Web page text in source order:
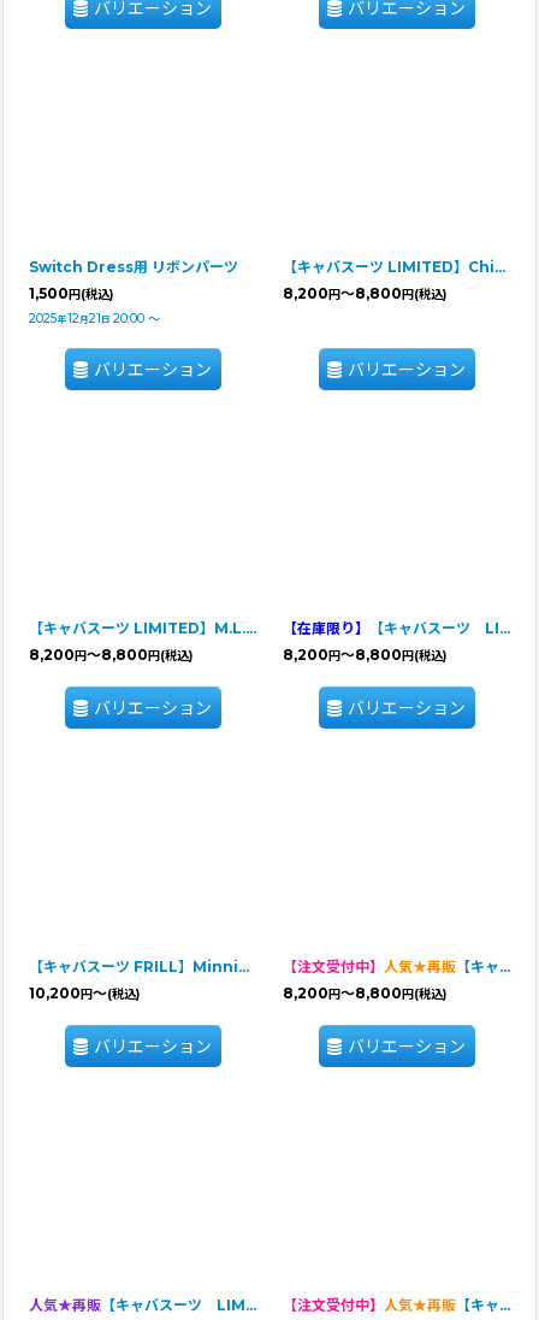
バリエーション バリエーション
Switch Dress用 リボンパーツ
1,500円(税込)
2025年12月21 日 20:00 ～
バリエーション
【キャバスーツ LIMITED】Chidori
8,200円～8,800円(税込)
バリエーション
【キャバスーツ LIMITED】M.L.B.（MY LOVELY BUDDY）
8,200円～8,800円(税込)
バリエーション
【在庫限り】
【キャバスーツ LIMITED】UK VINTAGE
8,200円～8,800円(税込)
バリエーション
【キャバスーツ FRILL】Minnie 60s
10,200円～(税込)
バリエーション
【注文受付中】 人気★再販 【キャバスーツ LIMITED】Majestic Rose Garden（マジェスティックローズガーデン）
8,200円～8,800円(税込)
バリエーション
人気★再販 【キャバスーツ LIMITED】KUMA CLASSIC
【注文受付中】 人気★再販 【キャバスーツ LIMITED】Pefume Rich Rose（パフュームリッチローズ）